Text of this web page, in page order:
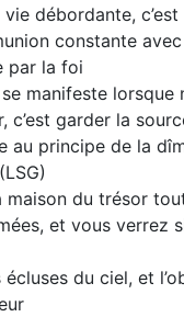
débordante,
constante
par la foi
manifeste
c’est garder la
au principe de la
du trésor
et vous verrez
du ciel, et